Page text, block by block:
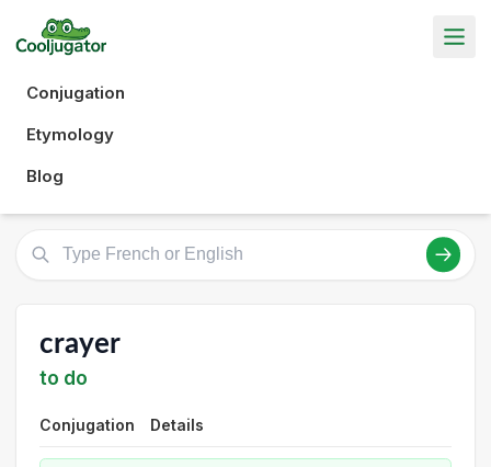
Conjugation
Etymology
Blog
crayer
to do
Conjugation Details